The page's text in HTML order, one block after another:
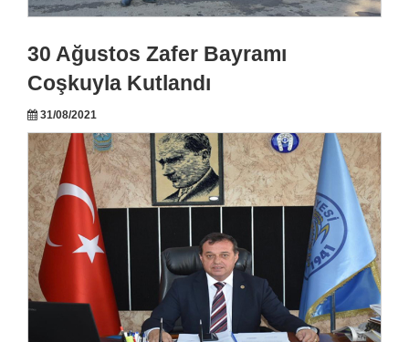
30 Ağustos Zafer Bayramı
Coşkuyla Kutlandı
31/08/2021